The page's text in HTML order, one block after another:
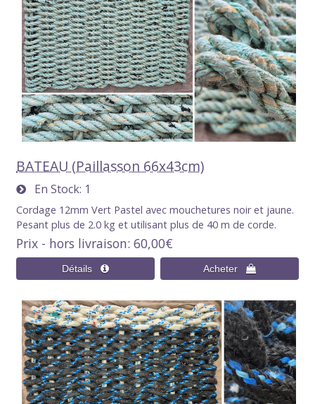
BATEAU (Paillasson 66x43cm)
En Stock 1
Cordage 12mm Vert Pastel avec mouchetures noir et jaune.
Pesant plus de 2.0 kg et utilisant plus de 40 m de corde.
Prix - hors livraison 60,00€